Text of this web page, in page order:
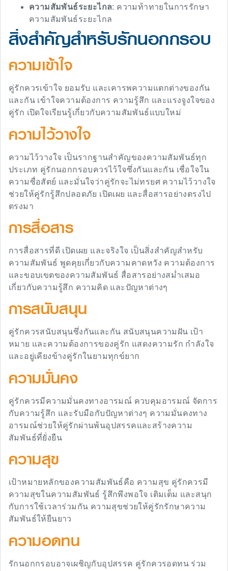
ความสัมพันธ์ระยะไกล: ความท้าทายในการรักษา
ความสัมพันธ์ระยะไกล
สิ่งสำคัญสำหรับรักนอกกรอบ
ความเข้าใจ
คู่รักควรเข้าใจ ยอมรับ และเคารพความแตกต่างของกัน
และกัน เข้าใจความต้องการ ความรู้สึก และแรงจูงใจของ
คู่รัก เปิดใจเรียนรู้เกี่ยวกับความสัมพันธ์แบบใหม่
ความไว้วางใจ
ความไว้วางใจ เป็นรากฐานสำคัญของความสัมพันธ์ทุก
ประเภท คู่รักนอกกรอบควรไว้ใจซึ่งกันและกัน เชื่อใจใน
ความซื่อสัตย์ และมั่นใจว่าคู่รักจะไม่ทรยศ ความไว้วางใจ
ช่วยให้คู่รักรู้สึกปลอดภัย เปิดเผย และสื่อสารอย่างตรงไป
ตรงมา
การสื่อสาร
การสื่อสารที่ดี เปิดเผย และจริงใจ เป็นสิ่งสำคัญสำหรับ
ความสัมพันธ์ พูดคุยเกี่ยวกับความคาดหวัง ความต้องการ
และขอบเขตของความสัมพันธ์ สื่อสารอย่างสม่ำเสมอ
เกี่ยวกับความรู้สึก ความคิด และปัญหาต่างๆ
การสนับสนุน
คู่รักควรสนับสนุนซึ่งกันและกัน สนับสนุนความฝัน เป้า
หมาย และความต้องการของคู่รัก แสดงความรัก กำลังใจ
และอยู่เคียงข้างคู่รักในยามทุกข์ยาก
ความมั่นคง
คู่รักควรมีความมั่นคงทางอารมณ์ ควบคุมอารมณ์ จัดการ
กับความรู้สึก และรับมือกับปัญหาต่างๆ ความมั่นคงทาง
อารมณ์ช่วยให้คู่รักผ่านพ้นอุปสรรคและสร้างความ
สัมพันธ์ที่ยั่งยืน
ความสุข
เป้าหมายหลักของความสัมพันธ์คือ ความสุข คู่รักควรมี
ความสุขในความสัมพันธ์ รู้สึกพึงพอใจ เติมเต็ม และสนุก
กับการใช้เวลาร่วมกัน ความสุขช่วยให้คู่รักรักษาความ
สัมพันธ์ให้ยืนยาว
ความอดทน
รักนอกกรอบอาจเผชิญกับอุปสรรค คู่รักควรอดทน ร่วม